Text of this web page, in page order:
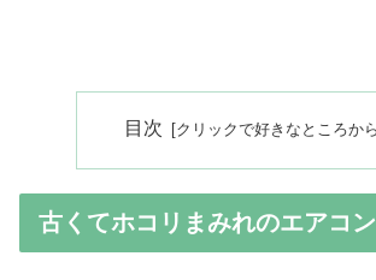
目次
古くてホコリまみれのエアコン